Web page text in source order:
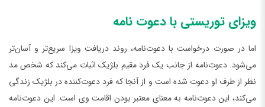
ویزای توریستی با دعوت‌ نامه
اما در صورت درخواست با دعوت‌نامه، روند دریافت ویزا سریع‌تر و آسان‌تر
می‌شود. دعوت‌نامه از جانب یک فرد مقیم بلژیک اثبات می‌کند که شخص مد
نظر از طرف او دعوت شده است و از آنجا که فرد دعوت‌کننده در بلژیک زندگی
می‌کند، این دعوت‌نامه به معنای معتبر بودن اقامت وی است. این دعوت‌نامه